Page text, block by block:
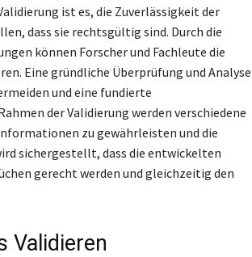
ist es, die Zuverlässigkeit der
dass sie rechtsgültig sind. Durch die
können Forscher und Fachleute die
Eine gründliche Überprüfung und Analyse
und eine fundierte
der Validierung werden verschiedene
zu gewährleisten und die
sichergestellt, dass die entwickelten
gerecht werden und gleichzeitig den
Validieren